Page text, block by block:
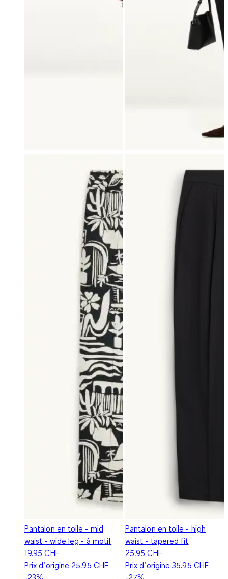
Pantalon en toile - mid
waist - wide leg - à motif
19.95 CHF
Prix d‘origine 25.95 CHF
Pantalon en toile - high
waist - tapered fit
25.95 CHF
Prix d‘origine35.95 CHF